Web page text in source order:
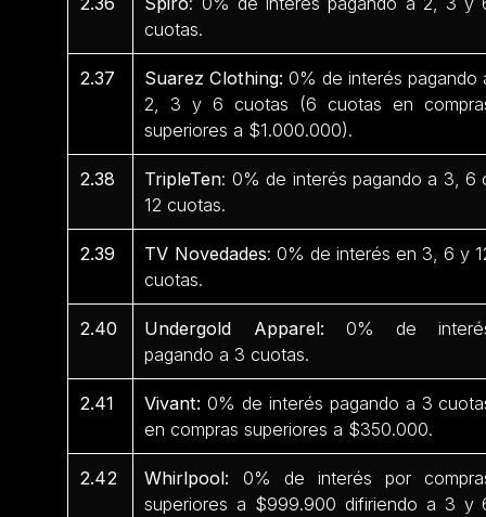
cuotas.
2.37 Suarez Clothing: 0% de interés pagando
2, 3 y 6 cuotas (6 cuotas en
superiores a $1.000.000).
2.38 TripleTen: 0% de interés pagando a 3, 6
12 cuotas.
2.39 TV Novedades: 0% de interés en 3, 6 y
cuotas.
2.40 Undergold Apparel: 0% de
pagando a 3 cuotas.
2.41 Vivant: 0% de interés pagando a 3
en compras superiores a $350.000.
2.42 Whirlpool: 0% de interés por
superiores a $999.900 difiriendo a 3 y